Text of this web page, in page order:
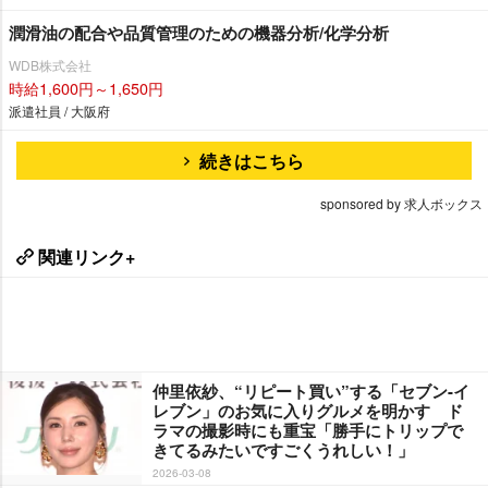
潤滑油の配合や品質管理のための機器分析/化学分析
WDB株式会社
時給1,600円～1,650円
派遣社員 / 大阪府
続きはこちら
sponsored by 求人ボックス
関連リンク+
仲里依紗、“リピート買い”する「セブン-イ
レブン」のお気に入りグルメを明かす ド
ラマの撮影時にも重宝「勝手にトリップで
きてるみたいですごくうれしい！」
2026-03-08